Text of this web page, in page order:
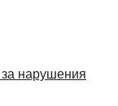
нарушения